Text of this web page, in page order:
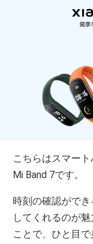
こちらはスマー
Mi Band 7です。
時刻の確認がで
してくれるのが
ことで、ひと目